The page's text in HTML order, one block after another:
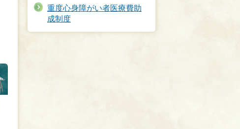
重度心身障がい者医療費助
成制度